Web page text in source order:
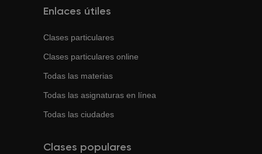
Enlaces útiles
Clases particulares
Clases particulares online
Todas las materias
Todas las asignaturas en línea
Todas las ciudades
Clases populares